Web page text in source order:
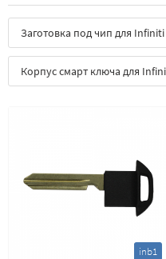
Заготовка под чип для Infiniti
Корпус смарт ключа для
inb1